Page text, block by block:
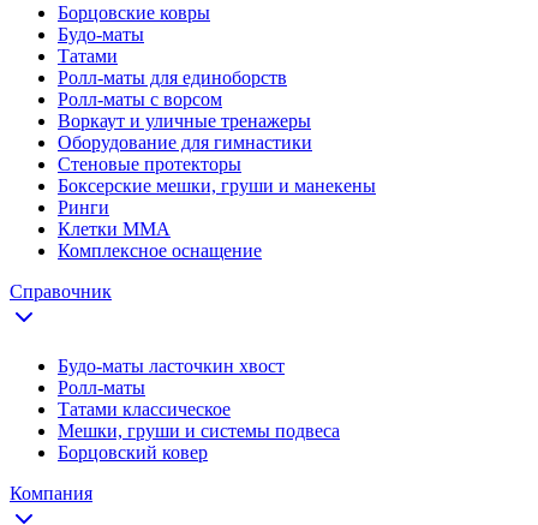
Борцовские ковры
Будо-маты
Татами
Ролл-маты для единоборств
Ролл-маты с ворсом
Воркаут и уличные тренажеры
Оборудование для гимнастики
Стеновые протекторы
Боксерские мешки, груши и манекены
Ринги
Клетки ММА
Комплексное оснащение
Справочник
Будо-маты ласточкин хвост
Ролл-маты
Татами классическое
Мешки, груши и системы подвеса
Борцовский ковер
Компания